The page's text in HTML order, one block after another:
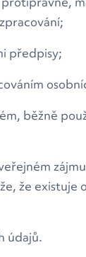
předpisy;
běžně
že existuje
údajů.